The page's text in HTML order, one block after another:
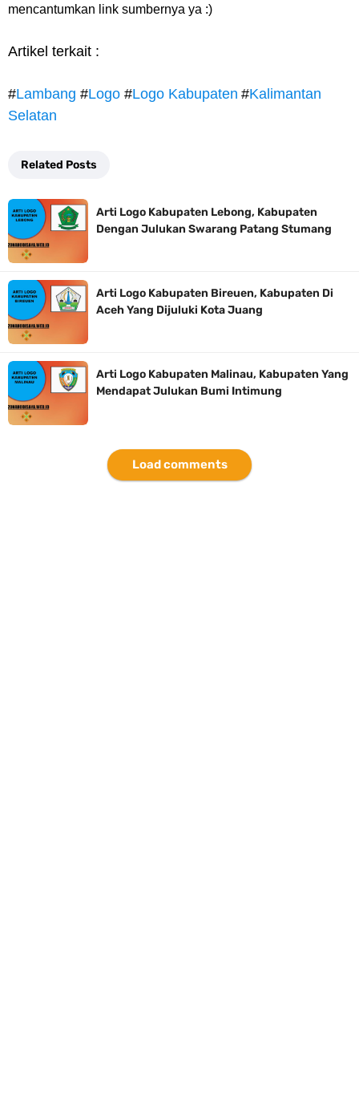
mencantumkan link sumbernya ya :)
Artikel terkait :
#Lambang #Logo #Logo Kabupaten #Kalimantan
Selatan
Related Posts
Arti Logo Kabupaten Lebong, Kabupaten
Dengan Julukan Swarang Patang Stumang
Arti Logo Kabupaten Bireuen, Kabupaten Di
Aceh Yang Dijuluki Kota Juang
Arti Logo Kabupaten Malinau, Kabupaten Yang
Mendapat Julukan Bumi Intimung
Load comments